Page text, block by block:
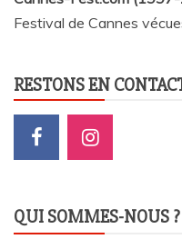
Festival de Cannes
RESTONS EN
QUI SOMMES-NOUS ?